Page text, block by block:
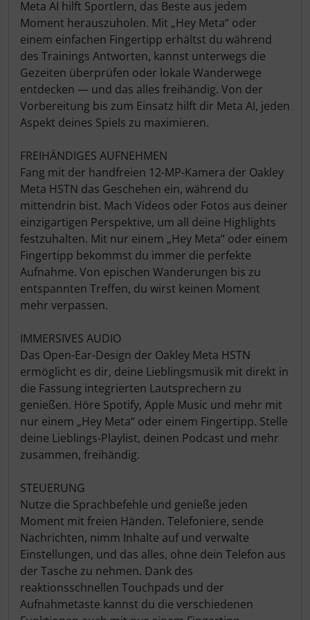
Meta AI hilft Sportlern, das Beste aus jedem
Moment herauszuholen. Mit „Hey Meta“ oder
einem einfachen Fingertipp erhältst du während
des Trainings Antworten, kannst unterwegs die
Gezeiten überprüfen oder lokale Wanderwege
entdecken — und das alles freihändig. Von der
Vorbereitung bis zum Einsatz hilft dir Meta AI, jeden
Aspekt deines Spiels zu maximieren.
FREIHÄNDIGES AUFNEHMEN
Fang mit der handfreien 12-MP-Kamera der Oakley
Meta HSTN das Geschehen ein, während du
mittendrin bist. Mach Videos oder Fotos aus deiner
einzigartigen Perspektive, um all deine Highlights
festzuhalten. Mit nur einem „Hey Meta“ oder einem
Fingertipp bekommst du immer die perfekte
Aufnahme. Von epischen Wanderungen bis zu
entspannten Treffen, du wirst keinen Moment
mehr verpassen.
IMMERSIVES AUDIO
Das Open-Ear-Design der Oakley Meta HSTN
ermöglicht es dir, deine Lieblingsmusik mit direkt in
die Fassung integrierten Lautsprechern zu
genießen. Höre Spotify, Apple Music und mehr mit
nur einem „Hey Meta“ oder einem Fingertipp. Stelle
deine Lieblings-Playlist, deinen Podcast und mehr
zusammen, freihändig.
STEUERUNG
Nutze die Sprachbefehle und genieße jeden
Moment mit freien Händen. Telefoniere, sende
Nachrichten, nimm Inhalte auf und verwalte
Einstellungen, und das alles, ohne dein Telefon aus
der Tasche zu nehmen. Dank des
reaktionsschnellen Touchpads und der
Aufnahmetaste kannst du die verschiedenen
Hammerhead
Hutchinson
Ingrid
JEDI Sports
K-Edge
KASK
KOO
Lezyne
Lightweight
Mavic
MOST
Muc-Off
OAKLEY
OPEN Cycle
Optimize
Pinarello